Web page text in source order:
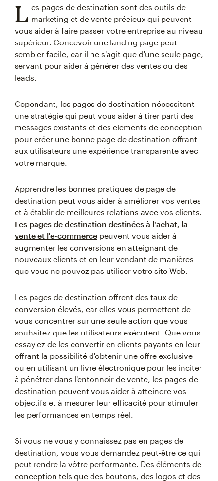
L es pages de destination sont des outils de
marketing et de vente précieux qui peuvent
vous aider à faire passer votre entreprise au niveau
supérieur. Concevoir une landing page peut
sembler facile, car il ne s'agit que d'une seule page,
servant pour aider à générer des ventes ou des
leads.
Cependant, les pages de destination nécessitent
une stratégie qui peut vous aider à tirer parti des
messages existants et des éléments de conception
pour créer une bonne page de destination offrant
aux utilisateurs une expérience transparente avec
votre marque.
Apprendre les bonnes pratiques de page de
destination peut vous aider à améliorer vos ventes
et à établir de meilleures relations avec vos clients.
Les pages de destination destinées à l'achat, la
vente et l'e-commerce peuvent vous aider à
augmenter les conversions en atteignant de
nouveaux clients et en leur vendant de manières
que vous ne pouvez pas utiliser votre site Web.
Les pages de destination offrent des taux de
conversion élevés, car elles vous permettent de
vous concentrer sur une seule action que vous
souhaitez que les utilisateurs exécutent. Que vous
essayiez de les convertir en clients payants en leur
offrant la possibilité d'obtenir une offre exclusive
ou en utilisant un livre électronique pour les inciter
à pénétrer dans l'entonnoir de vente, les pages de
destination peuvent vous aider à atteindre vos
objectifs et à mesurer leur efficacité pour stimuler
les performances en temps réel.
Si vous ne vous y connaissez pas en pages de
destination, vous vous demandez peut-être ce qui
peut rendre la vôtre performante. Des éléments de
conception tels que des boutons, des logos et des